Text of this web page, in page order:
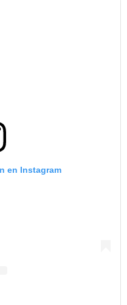
en Instagram